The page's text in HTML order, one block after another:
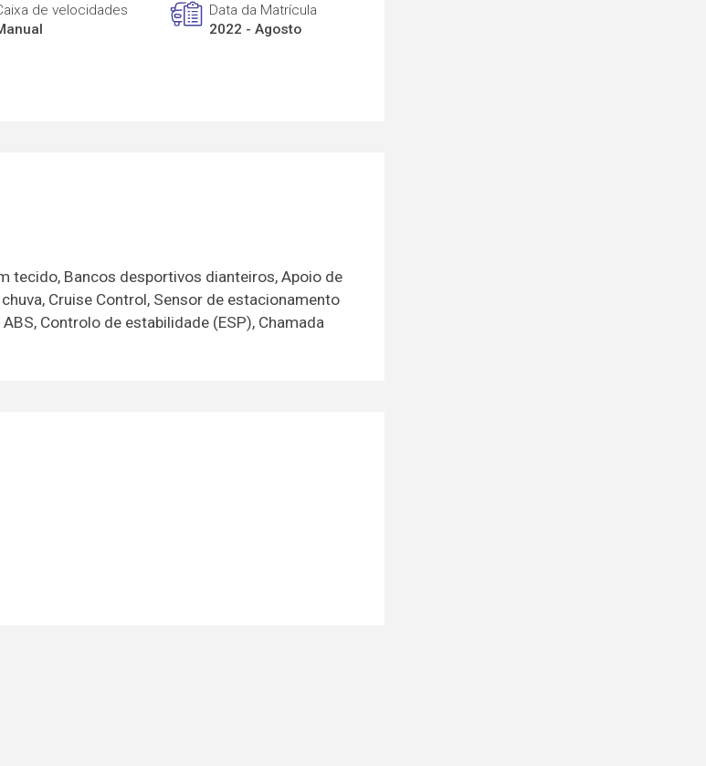
de velocidades
Data da Matrícula
2022 - Agosto
tecido, Bancos desportivos dianteiros, Apoio de
Cruise Control, Sensor de estacionamento
Controlo de estabilidade (ESP), Chamada